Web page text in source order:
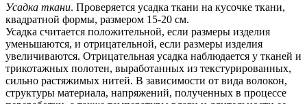
Усадка ткани. Проверяется усадка ткани на кусочке ткани,
квадратной формы, размером 15-20 см.
Усадка считается положительной, если размеры изделия
уменьшаются, и отрицательной, если размеры изделия
увеличиваются. Отрицательная усадка наблюдается у тканей и
трикотажных полотен, выработанных из текстурированных,
сильно растяжимых нитей. В зависимости от вида волокон,
структуры материала, напряжений, полученных в процессе